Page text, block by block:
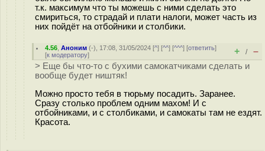
т.к. максимум что ты можешь с ними сделать это
смириться, то страдай и плати налоги, может часть из
них пойдёт на отбойники и столбики.
4.56 ,Аноним (-), 17:08, 31/05/2024 [^] [^^] [^^^] [ответить]
[к модератору] + / –
> Еще бы что-то с бухими самокатчиками сделать и
вообще будет ништяк!
Можно просто тебя в тюрьму посадить. Заранее.
Сразу столько проблем одним махом! И с
отбойниками, и с столбиками, и самокаты там не ездят.
Красота.